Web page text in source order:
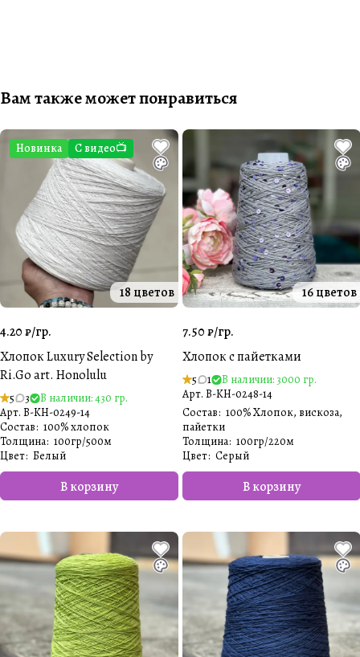
Вам также может понравиться
Новинка С видео📺
18 цветов
4.20 ₽/гр.
Хлопок Luxury Selection by
Ri.Go art. Honolulu
5 3
В наличии: 430 гр.
Арт. B-KH-0249-14
В корзину
Состав: 100% хлопок
Толщина: 100гр/500м
Цвет: Белый️
16 цветов
7.50 ₽/гр.
Хлопок с пайетками
5 1
В наличии: 3000 гр.
Арт. B-KH-0248-14
В корзину
Состав: 100% Хлопок, вискоза,
пайетки
Толщина: 100гр/220м
Цвет: Серый